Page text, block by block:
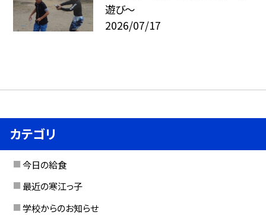
遊び～
2026/07/17
カテゴリ
今日の給食
最近の寒江っ子
学校からのお知らせ